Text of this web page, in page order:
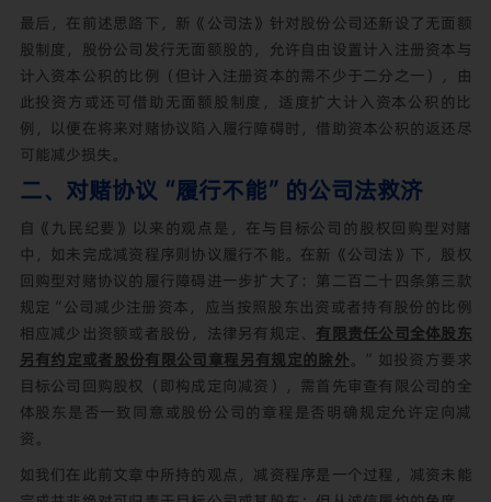
最后，在前述思路下，新《公司法》针对股份公司还新设了无面额
股制度，股份公司发行无面额股的，允许自由设置计入注册资本与
计入资本公积的比例（但计入注册资本的需不少于二分之一），由
此投资方或还可借助无面额股制度，适度扩大计入资本公积的比
例，以便在将来对赌协议陷入履行障碍时，借助资本公积的返还尽
可能减少损失。
二、对赌协议“履行不能”的公司法救济
自《九民纪要》以来的观点是，在与目标公司的股权回购型对赌
中，如未完成减资程序则协议履行不能。在新《公司法》下，股权
回购型对赌协议的履行障碍进一步扩大了：第二百二十四条第三款
规定“公司减少注册资本，应当按照股东出资或者持有股份的比例
相应减少出资额或者股份，法律另有规定、 有限责任公司全体股东
另有约定或者股份有限公司章程另有规定的除外。”如投资方要求
目标公司回购股权（即构成定向减资），需首先审查有限公司的全
体股东是否一致同意或股份公司的章程是否明确规定允许定向减
资。
如我们在此前文章中所持的观点，减资程序是一个过程，减资未能